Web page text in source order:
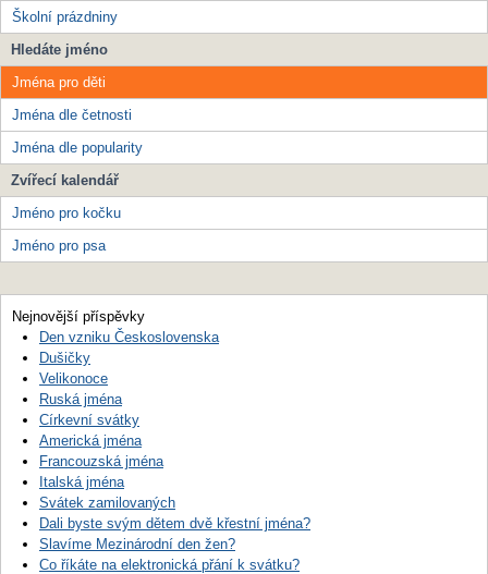
Školní prázdniny
Hledáte jméno
Jména pro děti
Jména dle četnosti
Jména dle popularity
Zvířecí kalendář
Jméno pro kočku
Jméno pro psa
Nejnovější příspěvky
Den vzniku Československa
Dušičky
Velikonoce
Ruská jména
Církevní svátky
Americká jména
Francouzská jména
Italská jména
Svátek zamilovaných
Dali byste svým dětem dvě křestní jména?
Slavíme Mezinárodní den žen?
Co říkáte na elektronická přání k svátku?